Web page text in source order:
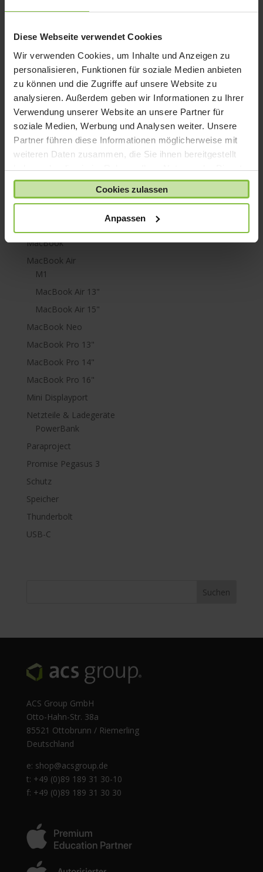
Diese Webseite verwendet Cookies
Wir verwenden Cookies, um Inhalte und Anzeigen zu
personalisieren, Funktionen für soziale Medien anbieten
zu können und die Zugriffe auf unsere Website zu
analysieren. Außerdem geben wir Informationen zu Ihrer
Verwendung unserer Website an unsere Partner für
soziale Medien, Werbung und Analysen weiter. Unsere
Partner führen diese Informationen möglicherweise mit
weiteren Daten zusammen, die Sie ihnen bereitgestellt
haben oder die sie im Rahmen Ihrer Nutzung der Dienste
gesammelt haben.
Cookies zulassen
Anpassen
iPhone 8
iPhone SE
iPod nano
iPod shuffle
iPod touch
Kabel & Adapter
Kopfhörer
LaCie Rugged
Lightning
Mac Pro
MacBook
MacBook Air
M1
MacBook Air 13"
MacBook Air 15"
MacBook Neo
MacBook Pro 13"
MacBook Pro 14"
MacBook Pro 16"
Mini Displayport
Netzteile & Ladegeräte
PowerBank
Paraproject
Promise Pegasus 3
Schutz
Speicher
Thunderbolt
USB-C
ACS Group GmbH
Otto-Hahn-Str. 38a
85521 Ottobrunn / Riemerling
Deutschland
e: shop@acsgroup.de
t: +49 (0)89 189 31 30-10
f: +49 (0)89 189 31 30 30